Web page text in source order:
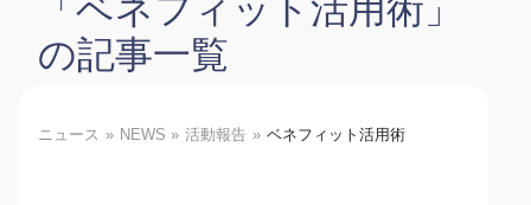
「ベネフィット活用術」
の記事一覧
ニュース NEWS 活動報告 ベネフィット活用術